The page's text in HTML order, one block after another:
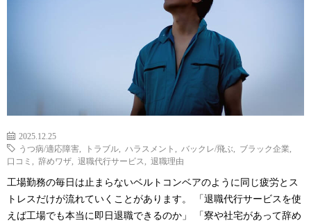
2025.12.25
うつ病/適応障害
トラブル ハラスメント バックレ/飛ぶ ブラック企業
口コミ
辞めワザ 退職代行サービス 退職理由
工場勤務の毎日は止まらないベルトコンベアのように同じ疲労とス
トレスだけが流れていくことがあります。 「退職代行サービスを使
えば工場でも本当に即日退職できるのか」 「寮や社宅があって辞め